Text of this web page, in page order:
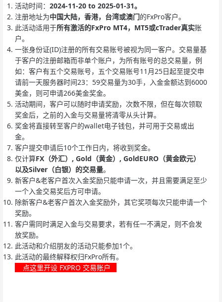
活动时间： 2024-11-20 to 2025-01-31。
注册地址为中国大陆，香港，台湾或澳门的FxPro客户。
此活动适用于所有激活的FxPro MT4，MT5或cTrader真实账
户。
一张身份证(ID)注册的所有交易账号被视为同一客户。交易量基
于客户的注册邮箱而非单个账户，为所有账号的总交易量，例
如：客户有五个交易账号，五个交易账号11月25日起至提交申
请前一天服务器时间23：59交易量为30手，入金金额达到6000
美金，则可申请266美金奖金。
活动期间，客户可以随时申请奖励，次数不限，但在每次领取
奖金后，之前的入金与交易量将清零从头计算。
奖金将直接转至客户的wallet电子钱包，并可用于交易或出
金。
客户提交申请后10个工作日内，将收到奖金。
仅计算FX（外汇）, Gold（黄金）, GoldEURO（黄金欧元）
以及Silver（白银）的交易量。
新客户&老客户首次入金奖励只能申请一次，并且需要满足至少
一个入金交易奖后方可申请。
除新客户&老客户首次入金奖励外，其它奖项每次只能申请一个
奖励。
客户需同时满足入金与交易要求，若有任一不满足，则不会发
放奖励。
此活动和介绍朋友的活动只能参加1个。
此活动的最终解释权归FxPro所有。
点这里开设 FXPRO 交易账户